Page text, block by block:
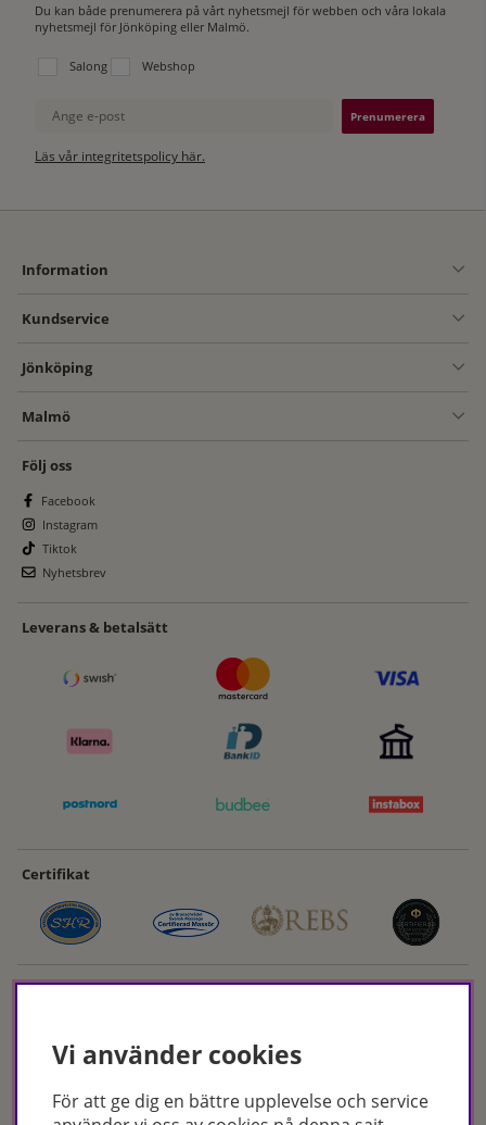
Du kan både prenumerera på vårt nyhetsmejl för webben och våra lokala
nyhetsmejl för Jönköping eller Malmö.
Välj vilken lista du vill prenumerera på:
Salong Webshop
Ange e-post
Läs vår integritetspolicy här.
Information
Kundservice
Jönköping
Malmö
Följ oss
Facebook
Instagram
Tiktok
Nyhetsbrev
Leverans & betalsätt
Certifikat
Hudoteket erbjuder ett noga utvalt sortiment inom hudvård, hårvård och
Vi använder cookies
För att ge dig en bättre upplevelse och service